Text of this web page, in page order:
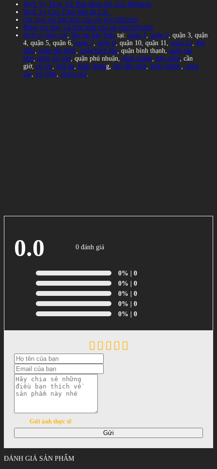
Dịch Vụ Thay Vải Bàn Bida-Sài Gòn Billiards.
Dịch Vụ Cho Thuê Bàn Bi Lắc.
Các loại vải bàn bida của sài gòn billiards
Bảng giá thay vải bàn bida của sài gòn billiards
dịch vụ thay vải, lắp ráp bàn bida tại: quận 1, quận 2, quận 3, quận
4, quận 5, quận 6, quận 7, quận 8, quận 10, quận 11, quận 12, thủ
Đức, quận tân bình, quận bình tân, quận bình thạnh, quận tân
phú, quận gò vấp, quận phú nhuận, bình chánh, hóc môn, cần
giờ, củ chi, nhà bè, bình dương, thủ dầu một, bình phước, vũng
tàu, trà vinh, vĩnh long.
0.0 0 đánh giá
0% | 0
0% | 0
0% | 0
0% | 0
0% | 0
Gửi ảnh thực tế
Gửi
ĐÁNH GIÁ SẢN PHẨM